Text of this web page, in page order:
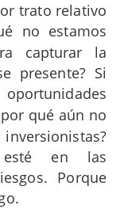
trato relativo
no estamos
capturar la
presente? Si
qué aún no
en las
Porque